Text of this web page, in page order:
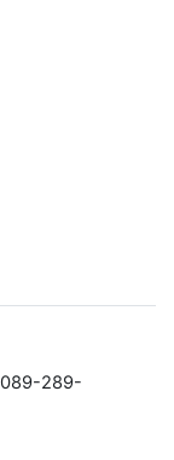
289-